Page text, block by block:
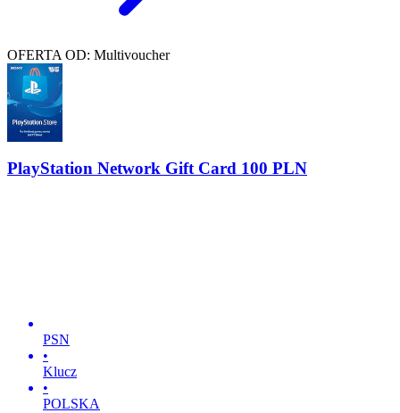
OFERTA OD: Multivoucher
PlayStation Network Gift Card 100 PLN
PSN
•
Klucz
•
POLSKA